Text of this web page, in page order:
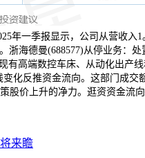
年一季报显示，公司从营收
浙海德曼(688577)从停业务：
高端数控车床、从动化出产
化反推资金流向。这部门成
价上升的净力。逛资资金流
来瞻